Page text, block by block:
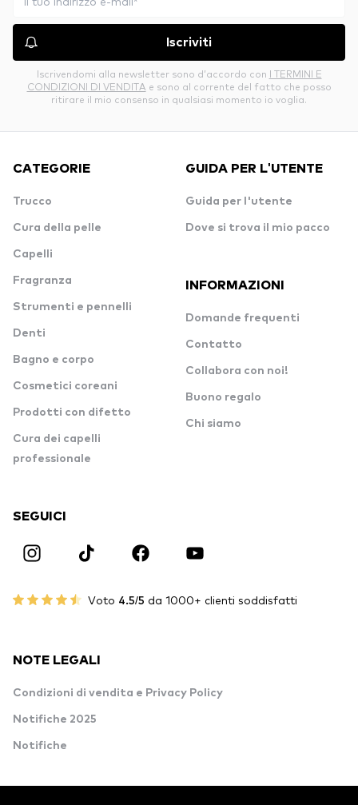
Iscriviti
Iscrivendomi alla newsletter sono d’accordo con I TERMINI E
CONDIZIONI DI VENDITA e sono al corrente del fatto che posso
ritirare il mio consenso in qualsiasi momento io voglia.
CATEGORIE
Trucco
Cura della pelle
Capelli
Fragranza
Strumenti e pennelli
Denti
Bagno e corpo
Cosmetici coreani
Prodotti con difetto
Cura dei capelli
professionale
GUIDA PER L'UTENTE
Guida per l'utente
Dove si trova il mio pacco
INFORMAZIONI
Domande frequenti
Contatto
Collabora con noi!
Buono regalo
Chi siamo
SEGUICI
Voto 4.5/5 da 1000+ clienti soddisfatti
NOTE LEGALI
Condizioni di vendita e Privacy Policy
Notifiche 2025
Notifiche